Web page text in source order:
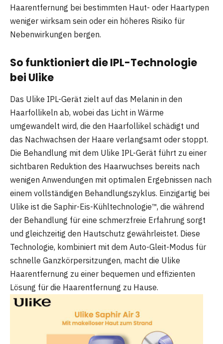
Haarentfernung bei bestimmten Haut- oder Haartypen
weniger wirksam sein oder ein höheres Risiko für
Nebenwirkungen bergen.
So funktioniert die IPL-Technologie
bei Ulike
Das Ulike IPL-Gerät zielt auf das Melanin in den
Haarfollikeln ab, wobei das Licht in Wärme
umgewandelt wird, die den Haarfollikel schädigt und
das Nachwachsen der Haare verlangsamt oder stoppt.
Die Behandlung mit dem Ulike IPL-Gerät führt zu einer
sichtbaren Reduktion des Haarwuchses bereits nach
wenigen Anwendungen mit optimalen Ergebnissen nach
einem vollständigen Behandlungszyklus. Einzigartig bei
Ulike ist die Saphir-Eis-Kühltechnologie™, die während
der Behandlung für eine schmerzfreie Erfahrung sorgt
und gleichzeitig den Hautschutz gewährleistet. Diese
Technologie, kombiniert mit dem Auto-Gleit-Modus für
schnelle Ganzkörpersitzungen, macht die Ulike
Haarentfernung zu einer bequemen und effizienten
Lösung für die Haarentfernung zu Hause.